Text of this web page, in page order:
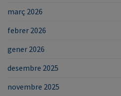
març 2026
febrer 2026
gener 2026
desembre 2025
novembre 2025